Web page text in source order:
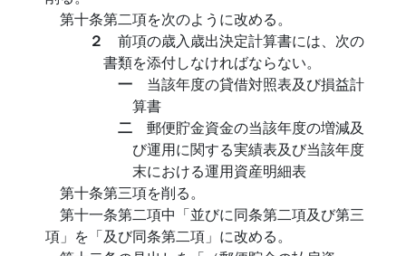
第十条第二項を次のように改める。
２ 前項の歳入歳出決定計算書には、次の
書類を添付しなければならない。
一 当該年度の貸借対照表及び損益計
算書
二 郵便貯金資金の当該年度の増減及
び運用に関する実績表及び当該年度
末における運用資産明細表
第十条第三項を削る。
第十一条第二項中「並びに同条第二項及び第三
項」を「及び同条第二項」に改める。